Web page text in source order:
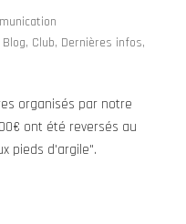
Blog, Club, Dernières infos,
organisés par notre
ont été reversés au
pieds d'argile".